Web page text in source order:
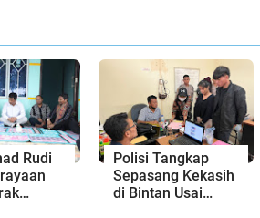
Rudi
Polisi Tangkap
Sepasang Kekasih
di Bintan Usai